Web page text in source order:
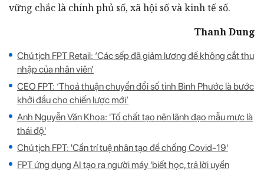
vững chắc là chính phủ số, xã hội số và kinh tế số.
Thanh Dung
Chủ tịch FPT Retail: ‘Các sếp đã giảm lương để không cắt thu
nhập của nhân viên’
CEO FPT: ‘Thoả thuận chuyển đổi số tỉnh Bình Phước là bước
khởi đầu cho chiến lược mới’
Anh Nguyễn Văn Khoa: 'Tố chất tạo nên lãnh đạo mẫu mực là
thái độ'
Chủ tịch FPT: 'Cần trí tuệ nhân tạo để chống Covid-19'
FPT ứng dụng AI tạo ra người máy 'biết học, trả lời uyển